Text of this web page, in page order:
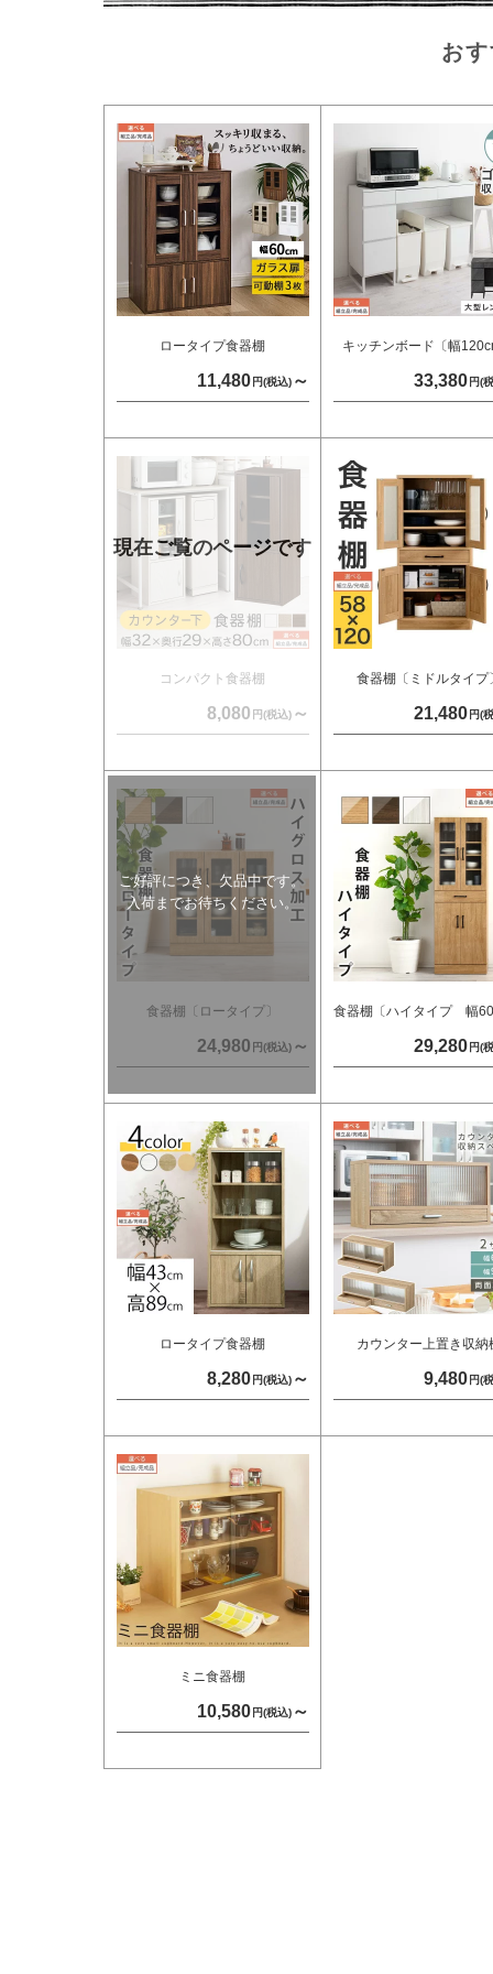
お
ロータイプ食器棚
11,480 円(税込)～
キッチンボード〔幅
33,380 円(
コンパクト食器棚
8,080 円(税込)～
食器棚〔ミドルタイプ
21,480 円(
食器棚〔ロータイプ〕
24,980 円(税込)～
食器棚〔ハイタイプ 幅
29,280 円(
ロータイプ食器棚
8,280 円(税込)～
カウンター上置き収納
9,480 円(
ミニ食器棚
10,580 円(税込)～